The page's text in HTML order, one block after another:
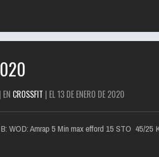
CROSSFIT | EL 13 DE ENERO DE 2020
WOD: Amrap 5 Min max efford 15 STO 45/25